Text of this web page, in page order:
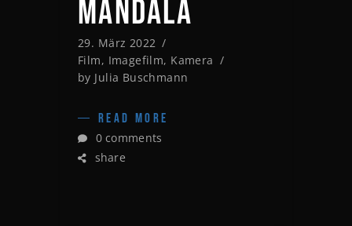
MANDALA
29. März 2022
Film, Imagefilm, Kamera
by Julia Buschmann
READ MORE
0 comments
share